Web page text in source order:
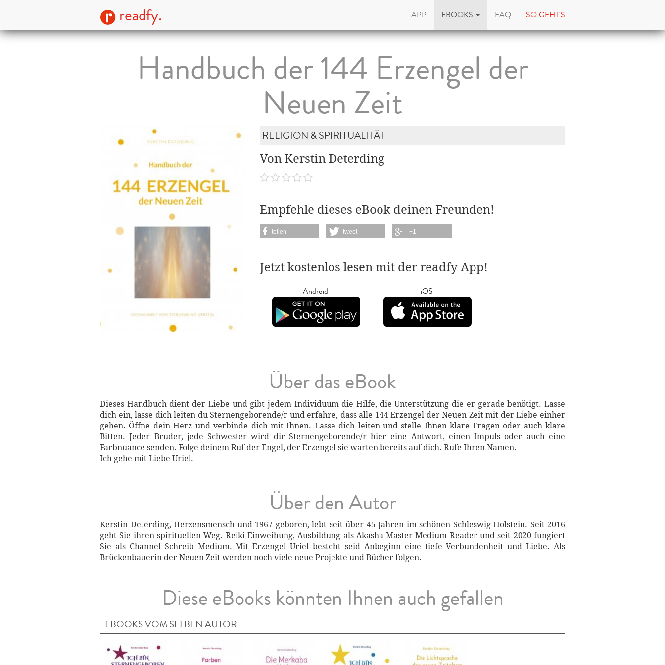
readfy. APP EBOOKS FAQ SO GEHT'S
Handbuch der 144 Erzengel der
Neuen Zeit
RELIGION & SPIRITUALITÄT
Von Kerstin Deterding
Empfehle dieses eBook deinen Freunden!
teilen tweet +1
Jetzt kostenlos lesen mit der readfy App!
Android iOS
Über das eBook
Dieses Handbuch dient der Liebe und gibt jedem Individuum die Hilfe, die Unterstützung die er gerade benötigt. Lasse
dich ein, lasse dich leiten du Sternengeborende/r und erfahre, dass alle 144 Erzengel der Neuen Zeit mit der Liebe einher
gehen. Öffne dein Herz und verbinde dich mit Ihnen. Lasse dich leiten und stelle Ihnen klare Fragen oder auch klare
Bitten. Jeder Bruder, jede Schwester wird dir Sternengeborende/r hier eine Antwort, einen Impuls oder auch eine
Farbnuance senden. Folge deinem Ruf der Engel, der Erzengel sie warten bereits auf dich. Rufe Ihren Namen.
Ich gehe mit Liebe Uriel.
Über den Autor
Kerstin Deterding, Herzensmensch und 1967 geboren, lebt seit über 45 Jahren im schönen Schleswig Holstein. Seit 2016
geht Sie ihren spirituellen Weg. Reiki Einweihung, Ausbildung als Akasha Master Medium Reader und seit 2020 fungiert
Sie als Channel Schreib Medium. Mit Erzengel Uriel besteht seid Anbeginn eine tiefe Verbundenheit und Liebe. Als
Brückenbauerin der Neuen Zeit werden noch viele neue Projekte und Bücher folgen.
Diese eBooks könnten Ihnen auch gefallen
EBOOKS VOM SELBEN AUTOR